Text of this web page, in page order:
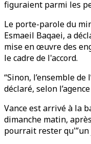
figuraient parmi les
Le porte-parole du
Esmaeil Baqaei, a
mise en œuvre des
le cadre de l'accord.
“Sinon, l’ensemble de
déclaré, selon
Vance est arrivé à la
dimanche matin,
pourrait rester qu'”un